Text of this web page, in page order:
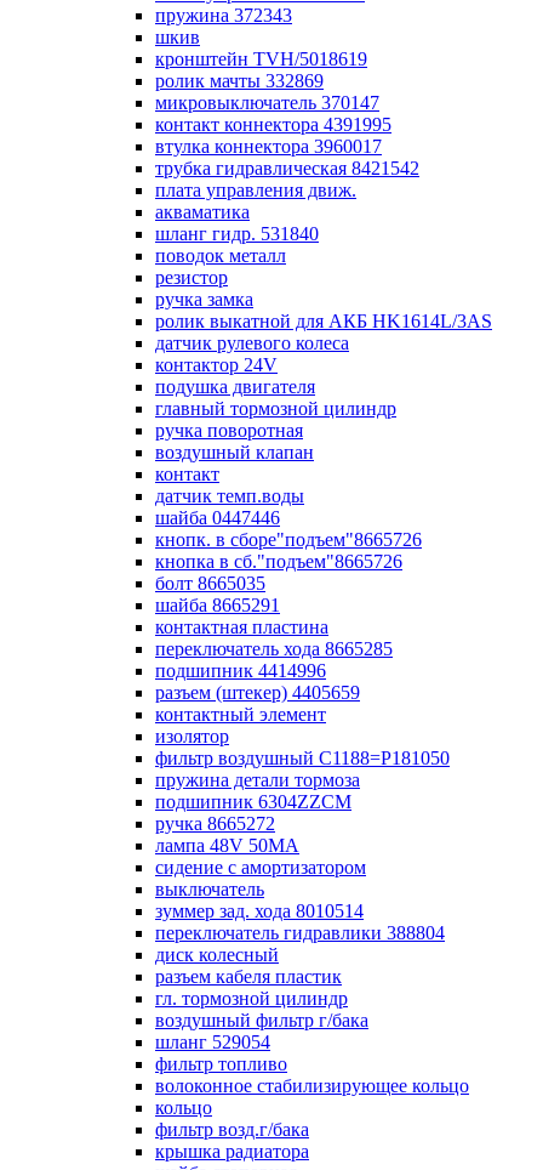
пружина 372343
шкив
кронштейн TVH/5018619
ролик мачты 332869
микровыключатель 370147
контакт коннектора 4391995
втулка коннектора 3960017
трубка гидравлическая 8421542
плата управления движ.
акваматика
шланг гидр. 531840
поводок металл
резистор
ручка замка
ролик выкатной для АКБ HK1614L/3AS
датчик рулевого колеса
контактор 24V
подушка двигателя
главный тормозной цилиндр
ручка поворотная
воздушный клапан
контакт
датчик темп.воды
шайба 0447446
кнопк. в сборе"подъем"8665726
кнопка в сб."подъем"8665726
болт 8665035
шайба 8665291
контактная пластина
переключатель хода 8665285
подшипник 4414996
разъем (штекер) 4405659
контактный элемент
изолятор
фильтр воздушный С1188=P181050
пружина детали тормоза
подшипник 6304ZZCM
ручка 8665272
лампа 48V 50МА
сидение с амортизатором
выключатель
зуммер зад. хода 8010514
переключатель гидравлики 388804
диск колесный
разъем кабеля пластик
гл. тормозной цилиндр
воздушный фильтр г/бака
шланг 529054
фильтр топливо
волоконное стабилизирующее кольцо
кольцо
фильтр возд.г/бака
крышка радиатора